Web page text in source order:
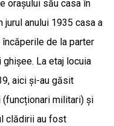
orașului său casa în
anului 1935 casa a
de la parter
La etaj locuia
aici și-au găsit
militari) și
clădirii au fost